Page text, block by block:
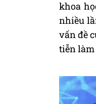
khoa
nhiều
vấn đề
tiễn làm